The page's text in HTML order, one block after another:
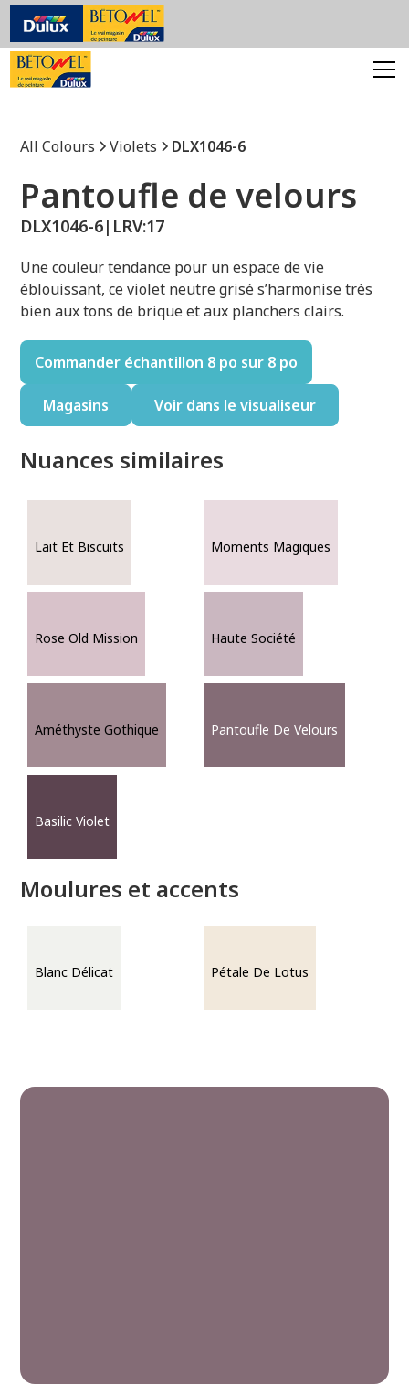
All Colours Violets DLX1046-6
Pantoufle de velours
DLX1046-6| LRV:17
Une couleur tendance pour un espace de vie
éblouissant, ce violet neutre grisé s’harmonise très
bien aux tons de brique et aux planchers clairs.
Commander échantillon 8 po sur 8 po
Magasins Voir dans le visualiseur
Nuances similaires
Lait Et Biscuits Moments Magiques
Rose Old Mission Haute Société
Améthyste Gothique Pantoufle De Velours
Basilic Violet
Moulures et accents
Blanc Délicat Pétale De Lotus